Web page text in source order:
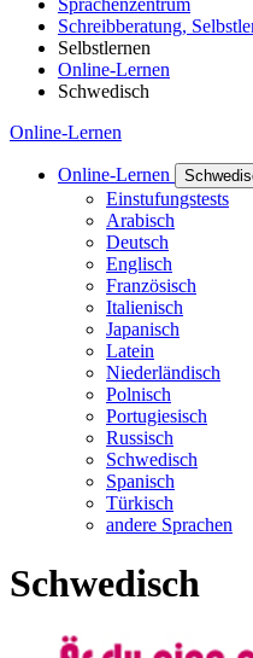
Sprachenzentrum
Schreibberatung,
Selbstlernen
Online-Lernen
Schwedisch
Online-Lernen
Online-Lernen
Einstufungstests
Arabisch
Deutsch
Englisch
Französisch
Italienisch
Japanisch
Latein
Niederländisch
Polnisch
Portugiesisch
Russisch
Schwedisch
Spanisch
Türkisch
andere Sprachen
Schwedisch